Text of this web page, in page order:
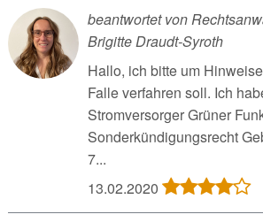
beantwortet von
Brigitte Draudt-Syroth
Hallo, ich bitte um
Falle verfahren soll. Ich
Stromversorger Grüner
Sonderkündigungsrecht
7...
13.02.2020